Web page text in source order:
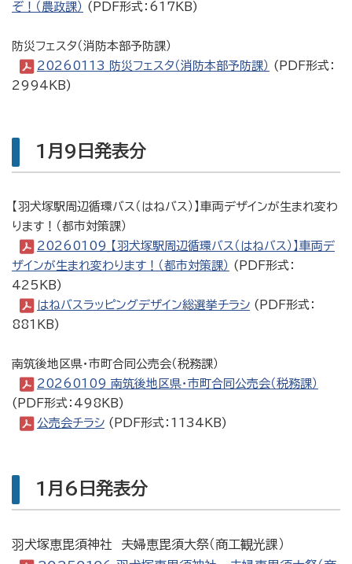
ぞ！（農政課） (PDF形式：617KB)
防災フェスタ（消防本部予防課）
20260113_防災フェスタ（消防本部予防課） (PDF形式：
2994KB)
1月9日発表分
【羽犬塚駅周辺循環バス（はねバス）】車両デザインが生まれ変わ
ります！（都市対策課）
20260109_【羽犬塚駅周辺循環バス（はねバス）】車両デ
ザインが生まれ変わります！（都市対策課） (PDF形式：
425KB)
はねバスラッピングデザイン総選挙チラシ (PDF形式：
881KB)
南筑後地区県・市町合同公売会（税務課）
20260109_南筑後地区県・市町合同公売会（税務課）
(PDF形式：498KB)
公売会チラシ (PDF形式：1134KB)
1月6日発表分
羽犬塚恵毘須神社 夫婦恵毘須大祭（商工観光課）